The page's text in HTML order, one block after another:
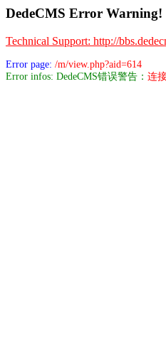
DedeCMS Error Warning!
Technical Support: http://
Error page: /m/view.php?aid=614
Error infos: DedeCMS错误警告： 连